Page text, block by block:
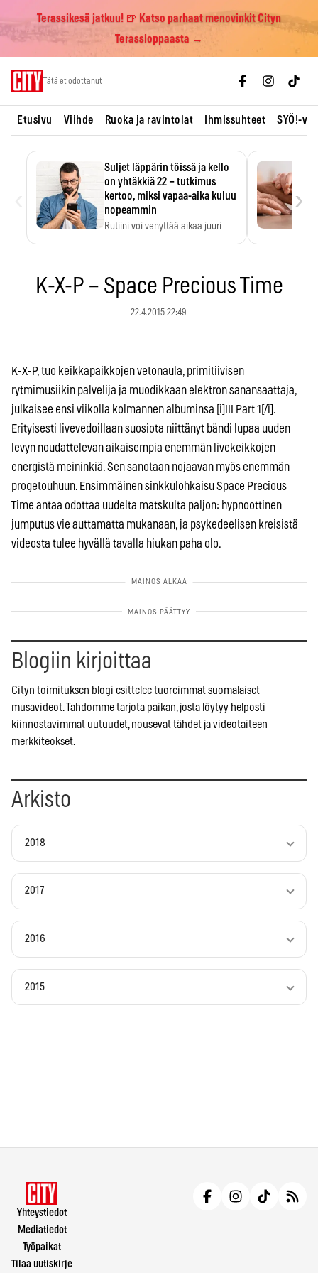
Terassikesä jatkuu! 🍺 Katso parhaat menovinkit Cityn
Terassioppaasta →
Tätä et odottanut
Etusivu Viihde Ruoka ja ravintolat Ihmissuhteet SYÖ!-
Suljet läppärin töissä ja kello
on yhtäkkiä 22 – tutkimus
kertoo, miksi vapaa-aika kuluu
nopeammin
Rutiini voi venyttää aikaa juuri
›
K-X-P – Space Precious Time
22.4.2015 22:49
K-X-P, tuo keikkapaikkojen vetonaula, primitiivisen
rytmimusiikin palvelija ja muodikkaan elektron sanansaattaja,
julkaisee ensi viikolla kolmannen albuminsa [i]III Part 1[/i].
Erityisesti livevedoillaan suosiota niittänyt bändi lupaa uuden
levyn noudattelevan aikaisempia enemmän livekeikkojen
energistä meininkiä. Sen sanotaan nojaavan myös enemmän
progetouhuun. Ensimmäinen sinkkulohkaisu Space Precious
Time antaa odottaa uudelta matskulta paljon: hypnoottinen
jumputus vie auttamatta mukanaan, ja psykedeelisen kreisistä
videosta tulee hyvällä tavalla hiukan paha olo.
Blogiin kirjoittaa
Cityn toimituksen blogi esittelee tuoreimmat suomalaiset
musavideot. Tahdomme tarjota paikan, josta löytyy helposti
kiinnostavimmat uutuudet, nousevat tähdet ja videotaiteen
merkkiteokset.
Arkisto
2018
2017
2016
2015
Yhteystiedot
Mediatiedot
Työpaikat
Tilaa uutiskirje